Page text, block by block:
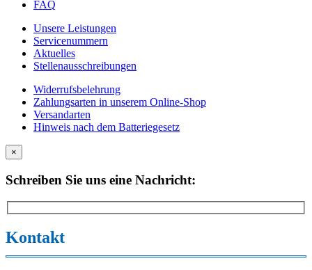
FAQ
Unsere Leistungen
Servicenummern
Aktuelles
Stellenausschreibungen
Widerrufsbelehrung
Zahlungsarten in unserem Online-Shop
Versandarten
Hinweis nach dem Batteriegesetz
×
Schreiben Sie uns eine Nachricht:
Kontakt